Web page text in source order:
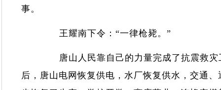
事。
王耀南下令：“一律枪毙。”
唐山人民靠自己的力量完成了抗震救灾
后，唐山电网恢复供电，水厂恢复供水，交通